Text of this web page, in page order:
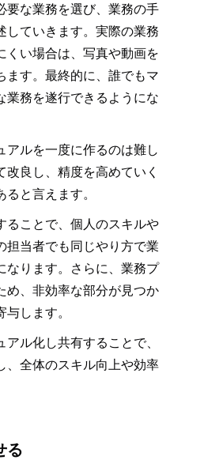
要な業務を選び、業務の手
していきます。実際の業務
くい場合は、写真や動画を
ます。最終的に、誰でもマ
業務を遂行できるようにな
アルを一度に作るのは難し
改良し、精度を高めていく
と言えます。
ることで、個人のスキルや
担当者でも同じやり方で業
なります。さらに、業務プ
め、非効率な部分が見つか
します。
ル化し共有することで、
、全体のスキル向上や効率
る